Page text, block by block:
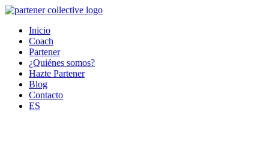
Ir
contenido
Inicio
Coach
Partener
¿Quiénes somos?
Hazte Partener
Blog
Contacto
ES